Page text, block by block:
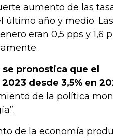
aumento de las
último año y medio. Las
eran 0,5 pps y 1,6
se pronostica que el
desde 3,5% en
de la política
de la economía